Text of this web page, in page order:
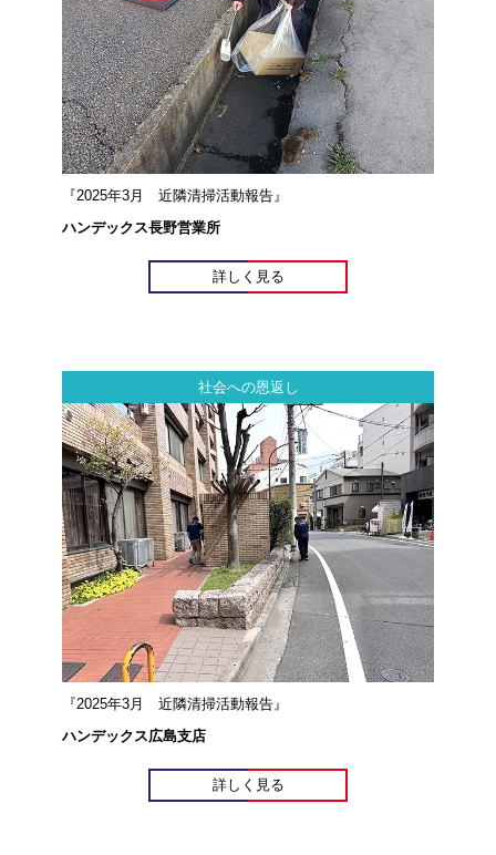
『2025年3月 近隣清掃活動報告』
ハンデックス長野営業所
詳しく見る
社会への恩返し
『2025年3月 近隣清掃活動報告』
ハンデックス広島支店
詳しく見る